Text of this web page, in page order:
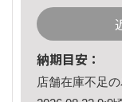
納期目安：
店舗在庫不足